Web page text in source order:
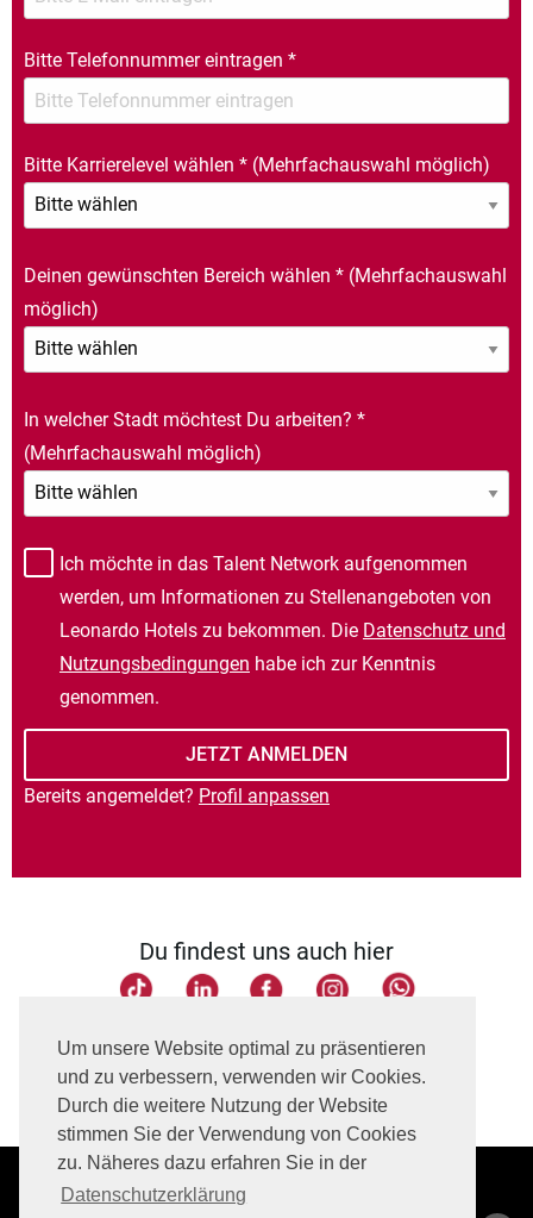
Um unsere Website optimal zu präsentieren
und zu verbessern, verwenden wir Cookies.
Durch die weitere Nutzung der Website
stimmen Sie der Verwendung von Cookies
zu. Näheres dazu erfahren Sie in der
Datenschutzerklärung
Bitte Telefonnummer eintragen *
Bitte Karrierelevel wählen * (Mehrfachauswahl möglich)
Deinen gewünschten Bereich wählen * (Mehrfachauswahl
möglich)
In welcher Stadt möchtest Du arbeiten? *
(Mehrfachauswahl möglich)
Ich möchte in das Talent Network aufgenommen
werden, um Informationen zu Stellenangeboten von
Leonardo Hotels zu bekommen. Die Datenschutz und
Nutzungsbedingungen habe ich zur Kenntnis
genommen.
Bereits angemeldet? Profil anpassen
Du findest uns auch hier
Seite teilen